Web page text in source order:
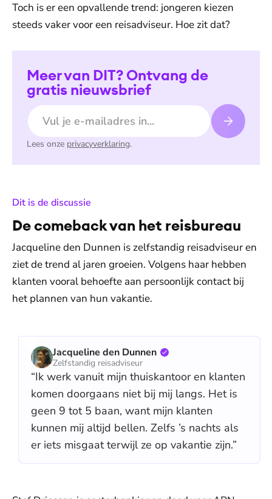
Toch is er een opvallende trend: jongeren kiezen
steeds vaker voor een reisadviseur. Hoe zit dat?
Meer van DIT? Ontvang de
gratis nieuwsbrief
E-mailadres
Lees onze privacyverklaring.
Dit is de discussie
De comeback van het reisbureau
Jacqueline den Dunnen is zelfstandig reisadviseur en
ziet de trend al jaren groeien. Volgens haar hebben
klanten vooral behoefte aan persoonlijk contact bij
het plannen van hun vakantie.
Jacqueline den Dunnen
Zelfstandig reisadviseur
“Ik werk vanuit mijn thuiskantoor en klanten
komen doorgaans niet bij mij langs. Het is
geen 9 tot 5 baan, want mijn klanten
kunnen mij altijd bellen. Zelfs ’s nachts als
er iets misgaat terwijl ze op vakantie zijn.”